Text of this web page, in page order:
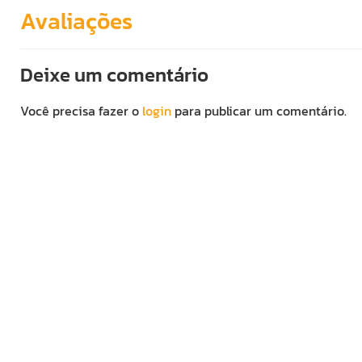
Avaliações
Deixe um comentário
Você precisa fazer o login para publicar um comentário.